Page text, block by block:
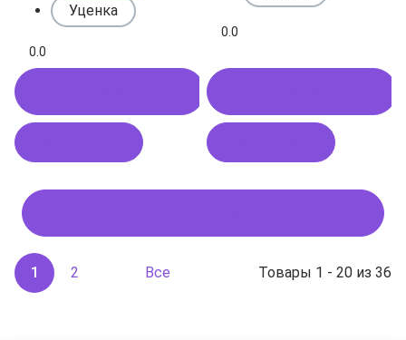
Уценка
0.0
0.0
Товары 1 - 20 из 36
1 2 Все